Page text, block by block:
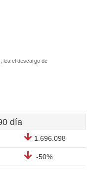
lea el descargo de
día
1.696.098
-50%